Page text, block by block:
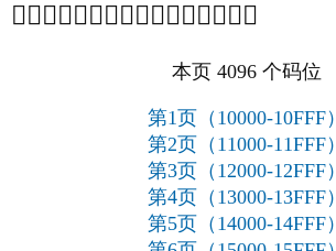
𞿰
𞿱
𞿲
𞿳
𞿴
𞿵
𞿶
𞿷
𞿸
𞿹
𞿺
𞿻
𞿼
𞿽
𞿾
𞿿
本页 4096 个码位
第1页（10000-10FFF）
第2页（11000-11FFF）
第3页（12000-12FFF）
第4页（13000-13FFF）
第5页（14000-14FFF）